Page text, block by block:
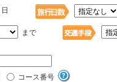
日
まで
コース番号